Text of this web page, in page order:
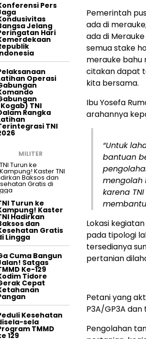
Pemerintah
ada di
ada di
semua stake
merauke bahu
citakan dapat
kita bersama.
Ibu Yosefa
arahannya
“Untuk
bantuan
mengolah
karena
Lokasi
pada tipologi
tersedianya
pertanian
Petani yang
P3A/GP3A
Pengolahan
Pers
Jelang
Hari
Operasi
TNI
Rangka
TNI
MILITER
Turun ke
Kaster
Hadirkan
dan
Gratis
Lingga
Cuma Bangun
Satgas
Ke-129
Tidore
Cepat
Kesehatan
sela
TMMD
129